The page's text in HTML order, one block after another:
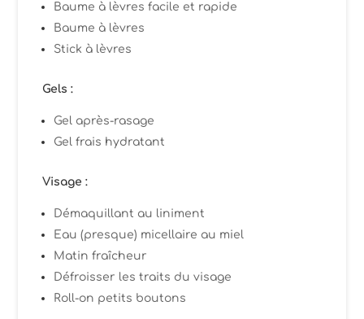
Baume à lèvres facile et rapide
Baume à lèvres
Stick à lèvres
Gels :
Gel après-rasage
Gel frais hydratant
Visage :
Démaquillant au liniment
Eau (presque) micellaire au miel
Matin fraîcheur
Défroisser les traits du visage
Roll-on petits boutons